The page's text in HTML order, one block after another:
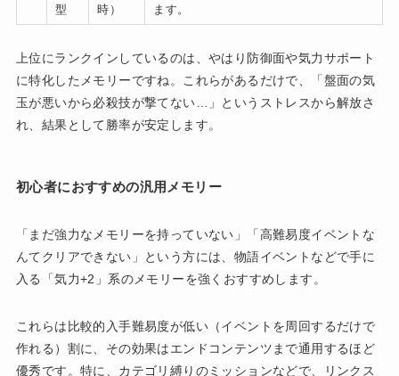
型
時）
ます。
上位にランクインしているのは、やはり防御面や気力サポート
に特化したメモリーですね。これらがあるだけで、「盤面の気
玉が悪いから必殺技が撃てない…」というストレスから解放さ
れ、結果として勝率が安定します。
初心者におすすめの汎用メモリー
「まだ強力なメモリーを持っていない」「高難易度イベントな
んてクリアできない」という方には、物語イベントなどで手に
入る「気力+2」系のメモリーを強くおすすめします。
これらは比較的入手難易度が低い（イベントを周回するだけで
作れる）割に、その効果はエンドコンテンツまで通用するほど
優秀です。特に、カテゴリ縛りのミッションなどで、リンクス